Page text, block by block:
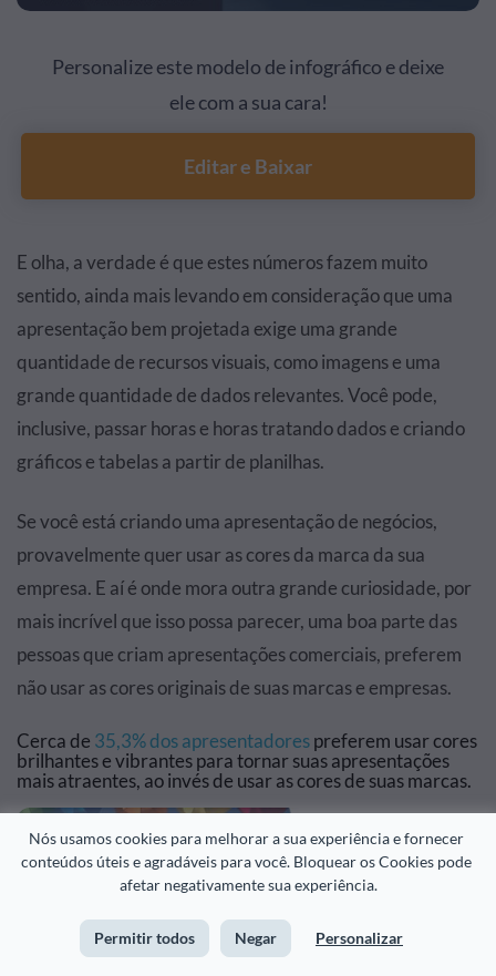
Nós usamos cookies para melhorar a sua experiência e fornecer
conteúdos úteis e agradáveis para você. Bloquear os Cookies pode
afetar negativamente sua experiência.
Permitir todos Negar Personalizar
Personalize este modelo de infográfico e deixe
ele com a sua cara!
Editar e Baixar
E olha, a verdade é que estes números fazem muito
sentido, ainda mais levando em consideração que uma
apresentação bem projetada exige uma grande
quantidade de recursos visuais, como imagens e uma
grande quantidade de dados relevantes. Você pode,
inclusive, passar horas e horas tratando dados e criando
gráficos e tabelas a partir de planilhas.
Se você está criando uma apresentação de negócios,
provavelmente quer usar as cores da marca da sua
empresa. E aí é onde mora outra grande curiosidade, por
mais incrível que isso possa parecer, uma boa parte das
pessoas que criam apresentações comerciais, preferem
não usar as cores originais de suas marcas e empresas.
Cerca de 35,3% dos apresentadorespreferem usar cores
brilhantes e vibrantes para tornar suas apresentações
mais atraentes, ao invés de usar as cores de suas marcas.